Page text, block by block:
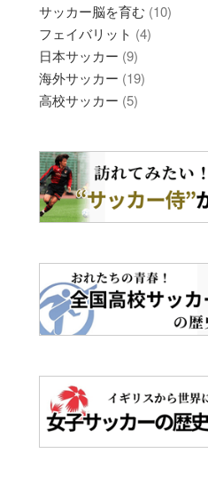
サッカー脳を育む (10)
フェイバリット (4)
日本サッカー (9)
海外サッカー (19)
高校サッカー (5)